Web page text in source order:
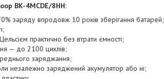
BK-4MCDE/8HH:
заряду впродовж 10 років зберігання батарей;
практично без втрати ємності;
— до 2100 циклів;
заряджання;
незалежно заряджений акумулятор або ні;